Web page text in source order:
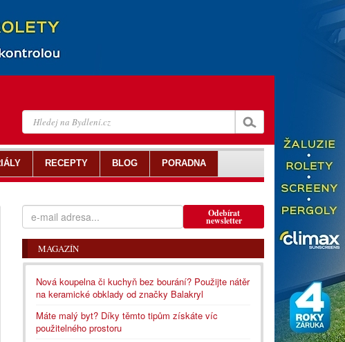
Odebírat
newsletter
MAGAZÍN
Nová koupelna či kuchyň bez bourání? Použijte nátěr
na keramické obklady od značky Balakryl
Máte malý byt? Díky těmto tipům získáte víc
použitelného prostoru
RECEPTY BLOG PORADNA